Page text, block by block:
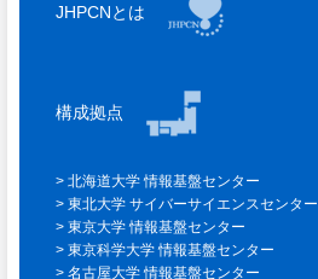
JHPCNとは
構成拠点
北海道大学 情報基盤センター
東北大学 サイバーサイエンスセンター
東京大学 情報基盤センター
東京科学大学 情報基盤センター
名古屋大学 情報基盤センター